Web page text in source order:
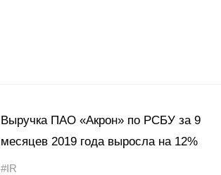
Выручка ПАО «Акрон» по РСБУ за 9
месяцев 2019 года выросла на 12%
#IR